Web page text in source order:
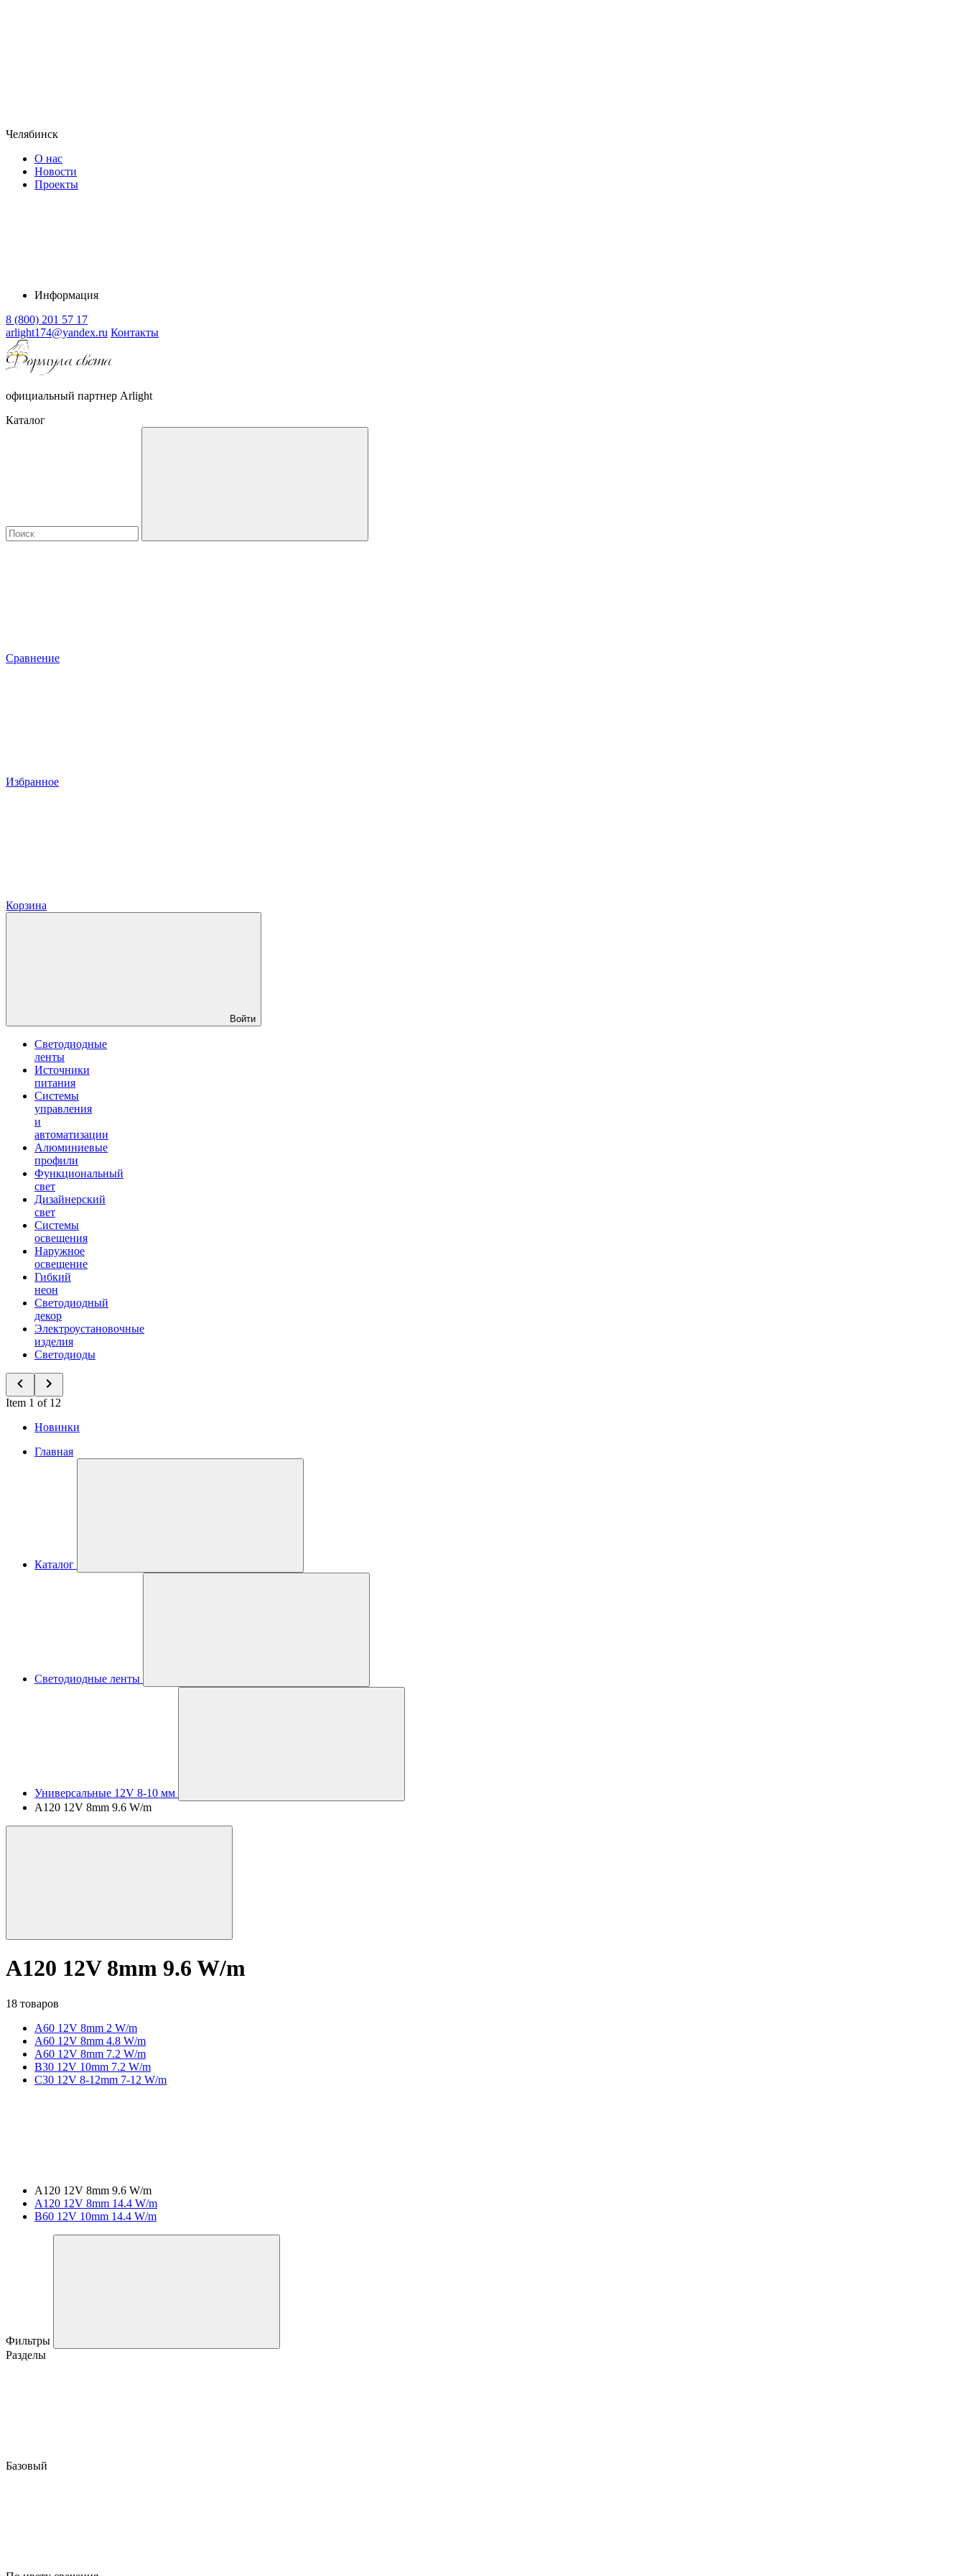
Челябинск
О нас
Новости
Проекты
Информация
8 (800) 201 57 17
arlight174@yandex.ru Контакты
официальный партнер Arlight
Каталог
Сравнение
Избранное
Корзина
Войти
Светодиодные
ленты
Источники
питания
Системы
управления
и
автоматизации
Алюминиевые
профили
Функциональный
свет
Дизайнерский
свет
Системы
освещения
Наружное
освещение
Гибкий
неон
Светодиодный
декор
Электроустановочные
изделия
Светодиоды
Item 1 of 12
Новинки
Главная
Каталог
Светодиодные ленты
Универсальные 12V 8-10 мм
A120 12V 8mm 9.6 W/m
A120 12V 8mm 9.6 W/m
18 товаров
A60 12V 8mm 2 W/m
A60 12V 8mm 4.8 W/m
A60 12V 8mm 7.2 W/m
B30 12V 10mm 7.2 W/m
C30 12V 8-12mm 7-12 W/m
A120 12V 8mm 9.6 W/m
A120 12V 8mm 14.4 W/m
B60 12V 10mm 14.4 W/m
Фильтры
Разделы
Базовый